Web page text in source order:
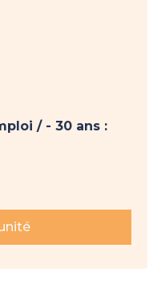
/ - 30 ans :